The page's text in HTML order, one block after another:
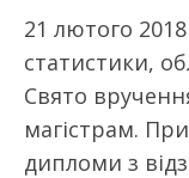
21 лютого
статистики,
Свято
магістрам.
дипломи з